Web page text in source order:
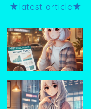
★latest article★